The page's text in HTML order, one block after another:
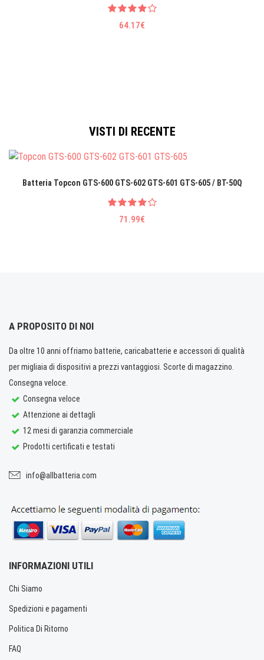
64.17€
VISTI DI RECENTE
Batteria Topcon GTS-600 GTS-602 GTS-601 GTS-605 / BT-50Q
71.99€
A PROPOSITO DI NOI
Da oltre 10 anni offriamo batterie, caricabatterie e accessori di qualità
per migliaia di dispositivi a prezzi vantaggiosi. Scorte di magazzino.
Consegna veloce.
Consegna veloce
Attenzione ai dettagli
12 mesi di garanzia commerciale
Prodotti certificati e testati
info@allbatteria.com
INFORMAZIONI UTILI
Chi Siamo
Spedizioni e pagamenti
Politica Di Ritorno
FAQ